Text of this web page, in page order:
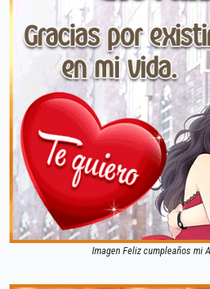
Imagen Feliz cumpleaños mi